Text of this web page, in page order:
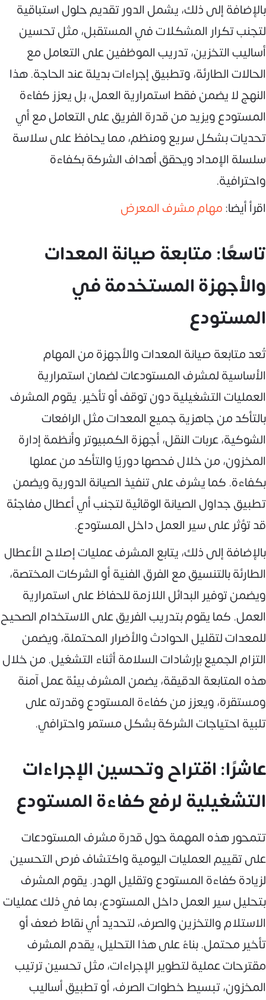
بالإضافة إلى ذلك، يشمل الدور تقديم حلول استباقية
لتجنب تكرار المشكلات في المستقبل، مثل تحسين
أساليب التخزين، تدريب الموظفين على التعامل مع
الحالات الطارئة، وتطبيق إجراءات بديلة عند الحاجة. هذا
النهج لا يضمن فقط استمرارية العمل، بل يعزز كفاءة
المستودع ويزيد من قدرة الفريق على التعامل مع أي
تحديات بشكل سريع ومنظم، مما يحافظ على سلاسة
سلسلة الإمداد ويحقق أهداف الشركة بكفاءة
واحترافية.
اقرأ أيضا:مهام مشرف المعرض
تاسعًا: متابعة صيانة المعدات
والأجهزة المستخدمة في
المستودع
تُعد متابعة صيانة المعدات والأجهزة من المهام
الأساسية لمشرف المستودعات لضمان استمرارية
العمليات التشغيلية دون توقف أو تأخير. يقوم المشرف
بالتأكد من جاهزية جميع المعدات مثل الرافعات
الشوكية، عربات النقل، أجهزة الكمبيوتر وأنظمة إدارة
المخزون، من خلال فحصها دوريًا والتأكد من عملها
بكفاءة. كما يشرف على تنفيذ الصيانة الدورية ويضمن
تطبيق جداول الصيانة الوقائية لتجنب أي أعطال مفاجئة
قد تؤثر على سير العمل داخل المستودع.
بالإضافة إلى ذلك، يتابع المشرف عمليات إصلاح الأعطال
الطارئة بالتنسيق مع الفرق الفنية أو الشركات المختصة،
ويضمن توفير البدائل اللازمة للحفاظ على استمرارية
العمل. كما يقوم بتدريب الفريق على الاستخدام الصحيح
للمعدات لتقليل الحوادث والأضرار المحتملة، ويضمن
التزام الجميع بإرشادات السلامة أثناء التشغيل. من خلال
هذه المتابعة الدقيقة، يضمن المشرف بيئة عمل آمنة
ومستقرة، ويعزز من كفاءة المستودع وقدرته على
تلبية احتياجات الشركة بشكل مستمر واحترافي.
عاشرًا: اقتراح وتحسين الإجراءات
التشغيلية لرفع كفاءة المستودع
تتمحور هذه المهمة حول قدرة مشرف المستودعات
على تقييم العمليات اليومية واكتشاف فرص التحسين
لزيادة كفاءة المستودع وتقليل الهدر. يقوم المشرف
بتحليل سير العمل داخل المستودع، بما في ذلك عمليات
الاستلام والتخزين والصرف، لتحديد أي نقاط ضعف أو
تأخير محتمل. بناءً على هذا التحليل، يقدم المشرف
مقترحات عملية لتطوير الإجراءات، مثل تحسين ترتيب
المخزون، تبسيط خطوات الصرف، أو تطبيق أساليب